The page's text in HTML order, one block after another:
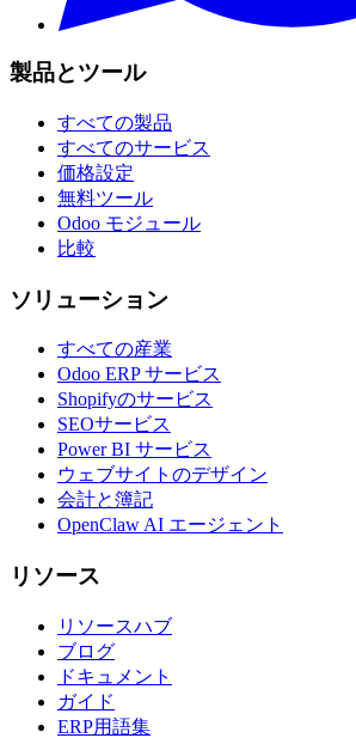
製品とツール
すべての製品
すべてのサービス
価格設定
無料ツール
Odoo モジュール
比較
ソリューション
すべての産業
Odoo ERP サービス
Shopifyのサービス
SEOサービス
Power BI サービス
ウェブサイトのデザイン
会計と簿記
OpenClaw AI エージェント
リソース
リソースハブ
ブログ
ドキュメント
ガイド
ERP用語集